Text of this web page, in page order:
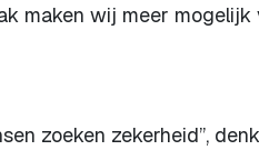
maken wij meer
zoeken zekerheid”,